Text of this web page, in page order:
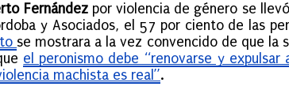
Fernándezpor violencia de género se
y Asociados, el 57 por ciento de las
se mostrara a la vez convencido de que la
el peronismo debe “renovarse y expulsar
machista es real”.